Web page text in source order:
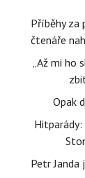
Příběhy za
čtenáře
„Až mi ho
Opak
Petr Janda